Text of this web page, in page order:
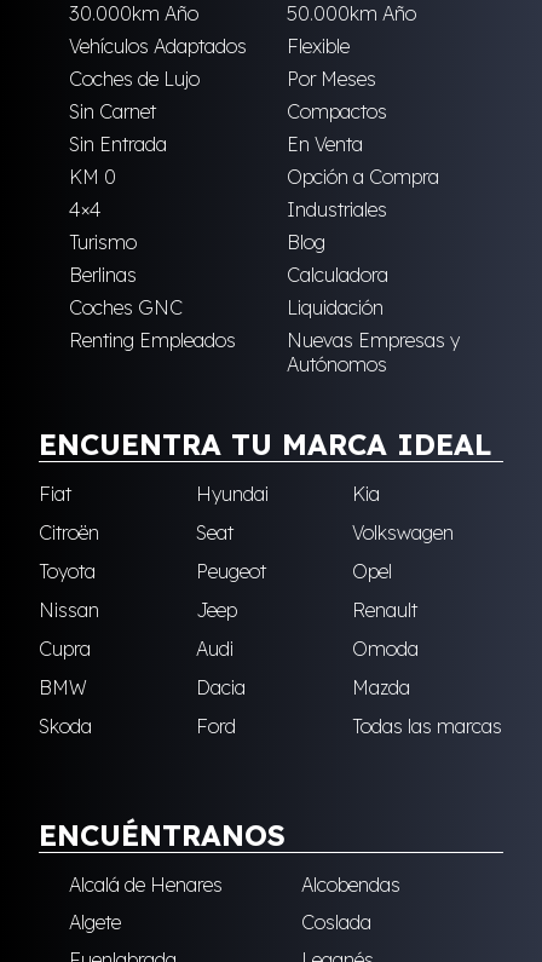
30.000km Año
50.000km Año
Vehículos Adaptados
Flexible
Coches de Lujo
Por Meses
Sin Carnet
Compactos
Sin Entrada
En Venta
KM 0
Opción a Compra
4×4
Industriales
Turismo
Blog
Berlinas
Calculadora
Coches GNC
Liquidación
Renting Empleados
Nuevas Empresas y
Autónomos
ENCUENTRA TU MARCA IDEAL
Fiat Hyundai
Kia
Citroën
Seat
Volkswagen
Toyota
Peugeot
Opel
Nissan
Jeep
Renault
Cupra
Audi
Omoda
BMW
Dacia
Mazda
Skoda
Ford Todas las marcas
ENCUÉNTRANOS
Alcalá de Henares
Alcobendas
Algete
Coslada